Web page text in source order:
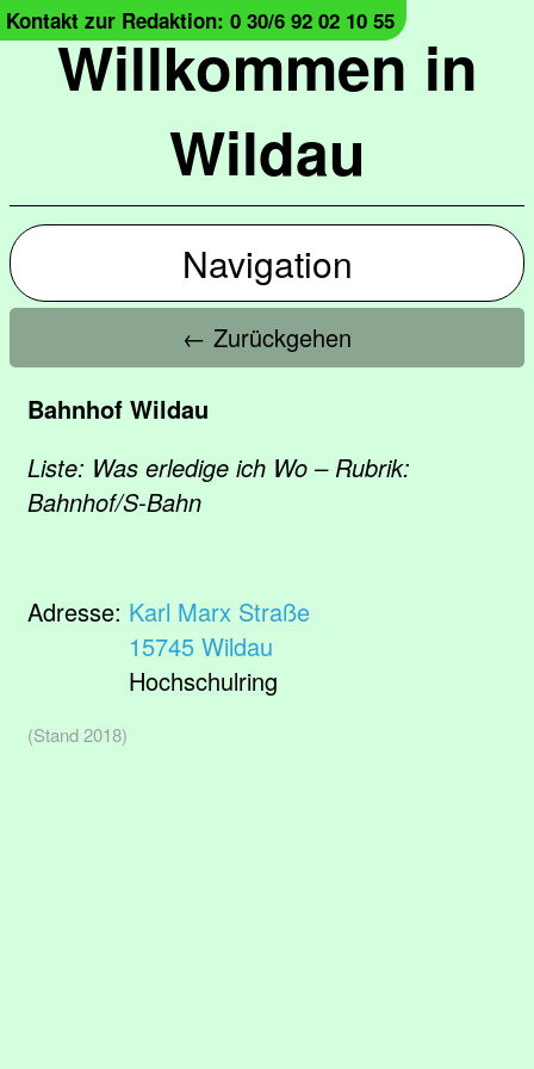
Willkommen in
Wildau
Kontakt zur Redaktion: 0 30/6 92 02 10 55
Navigation
← Zurückgehen
Bahnhof Wildau
Liste: Was erledige ich Wo – Rubrik:
Bahnhof/S-Bahn
Adresse: Karl Marx Straße
15745 Wildau
Hochschulring
(Stand 2018)